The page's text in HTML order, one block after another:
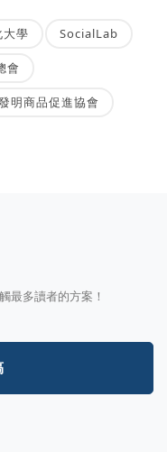
大學 SocialLab
會
明商品促進協會
最多讀者的方案！